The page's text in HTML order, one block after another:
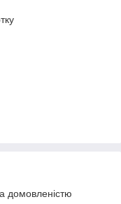
домовленістю